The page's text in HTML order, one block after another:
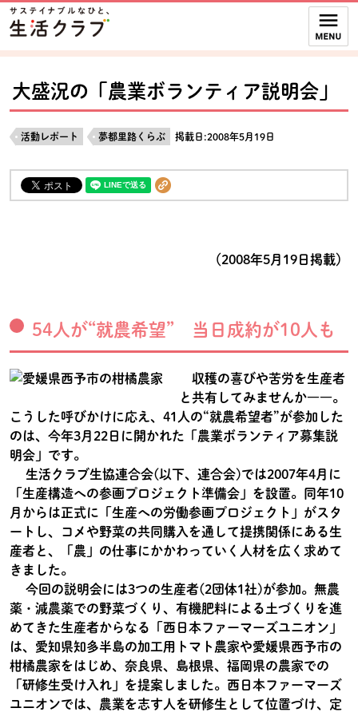
ページの先頭です。
本文へジャンプする。
ここからサイト内共通メニューです。
サイト内共通メニューをスキップする
サイト内共通メニューここまで。
大盛況の「農業ボランティア説明会」
活動レポート 夢都里路くらぶ 掲載日:2008年5月19日
（2008年5月19日掲載）
54人が“就農希望” 当日成約が10人も
収穫の喜びや苦労を生産者
と共有してみませんか――。
こうした呼びかけに応え、41人の“就農希望者”が参加した
のは、今年3月22日に開かれた「農業ボランティア募集説
明会」です。
生活クラブ生協連合会(以下、連合会)では2007年4月に
「生産構造への参画プロジェクト準備会」を設置。同年10
月からは正式に「生産への労働参画プロジェクト」がスタ
ートし、コメや野菜の共同購入を通して提携関係にある生
産者と、「農」の仕事にかかわっていく人材を広く求めて
きました。
今回の説明会には3つの生産者(2団体1社)が参加。無農
薬・減農薬での野菜づくり、有機肥料による土づくりを進
めてきた生産者からなる「西日本ファーマーズユニオン」
は、愛知県知多半島の加工用トマト農家や愛媛県西予市の
柑橘農家をはじめ、奈良県、島根県、福岡県の農家での
「研修生受け入れ」を提案しました。西日本ファーマーズ
ユニオンでは、農業を志す人を研修生として位置づけ、定